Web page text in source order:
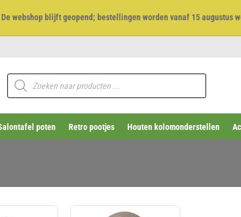
webshop blijft geopend; bestellingen worden vanaf 15 augustus
Producten
zoeken
poten Retro pootjes Houten kolomonderstellen